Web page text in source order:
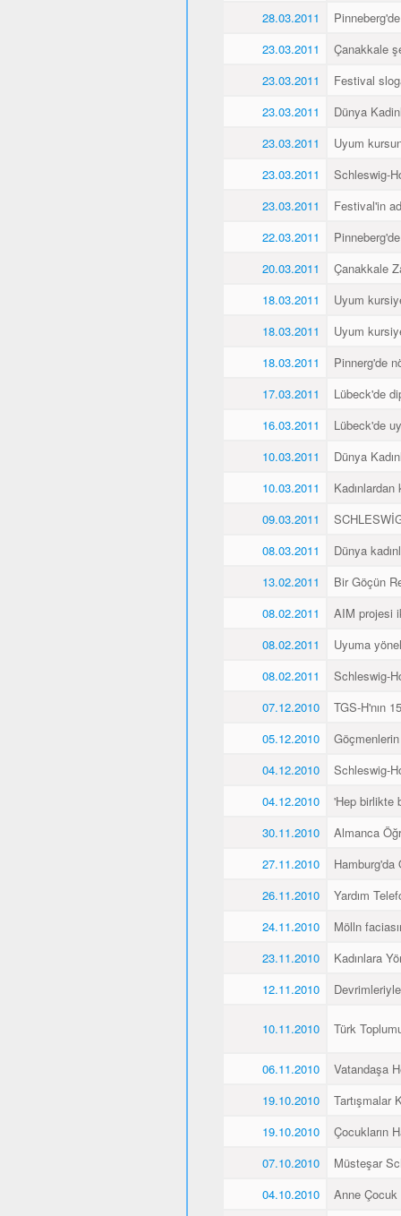
28.03.2011
23.03.2011
Çanakkale
23.03.2011
Festival
23.03.2011
Dünya
23.03.2011
Uyum
23.03.2011
Schleswig-
23.03.2011
Festival'in
22.03.2011
20.03.2011
Çanakkale
18.03.2011
Uyum
18.03.2011
Uyum
18.03.2011
Pinnerg'de
17.03.2011
Lübeck'de
16.03.2011
Lübeck'de
10.03.2011
Dünya
10.03.2011
Kadınlardan
09.03.2011
08.03.2011
Dünya
13.02.2011
Bir Göçün
08.02.2011
AIM projesi
08.02.2011
Uyuma
08.02.2011
Schleswig-
07.12.2010
TGS-H'nın
05.12.2010
04.12.2010
Schleswig-
04.12.2010
'Hep birlikte
30.11.2010
Almanca
27.11.2010
Hamburg'da
26.11.2010
Yardım
24.11.2010
Mölln
23.11.2010
Kadınlara
12.11.2010
10.11.2010 Türk
06.11.2010
Vatandaşa
19.10.2010
Tartışmalar
19.10.2010
Çocukların
07.10.2010
Müsteşar
04.10.2010
Anne